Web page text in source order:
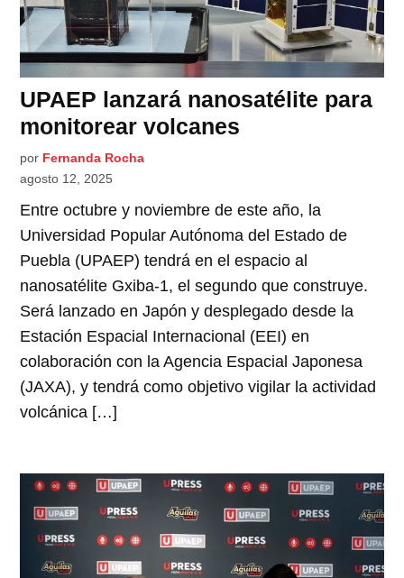
UPAEP lanzará nanosatélite para
monitorear volcanes
por Fernanda Rocha
agosto 12, 2025
Entre octubre y noviembre de este año, la
Universidad Popular Autónoma del Estado de
Puebla (UPAEP) tendrá en el espacio al
nanosatélite Gxiba-1, el segundo que construye.
Será lanzado en Japón y desplegado desde la
Estación Espacial Internacional (EEI) en
colaboración con la Agencia Espacial Japonesa
(JAXA), y tendrá como objetivo vigilar la actividad
volcánica […]